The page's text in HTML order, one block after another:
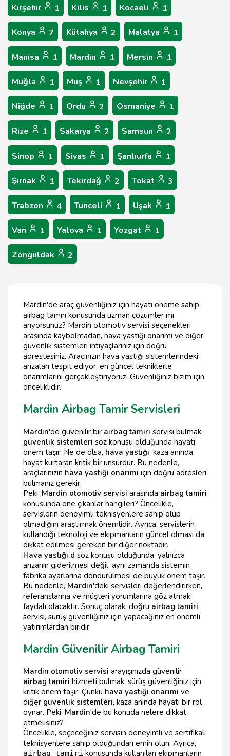
Kırşehir 1 Kilis 1 Kocaeli 1
Konya 7 Kütahya 2 Malatya 1
Manisa 1 Mardin 1 Mersin 1
Muğla 1 Muş 1 Nevşehir 1
Niğde 1 Ordu 2 Osmaniye 1
Rize 1 Sakarya 2 Samsun 2
Sinop 1 Sivas 1 Şanlıurfa 1
Şırnak 1 Tekirdağ 2 Tokat 3
Trabzon 4 Tunceli 1 Uşak 1
Van 1 Yalova 1 Yozgat 1
Zonguldak 2
Mardin'de araç güvenliğiniz için hayati öneme sahip
airbag tamiri konusunda uzman çözümler mi
arıyorsunuz? Mardin otomotiv servisi seçenekleri
arasında kaybolmadan, hava yastığı onarımı ve diğer
güvenlik sistemleri ihtiyaçlarınız için doğru
adrestesiniz. Aracınızın hava yastığı sistemlerindeki
arızaları tespit ediyor, en güncel tekniklerle
onarımlarını gerçekleştiriyoruz. Güvenliğiniz bizim için
önceliklidir.
Mardin Airbag Tamir Servisleri
Mardin'de güvenilir bir airbag tamiri servisi bulmak,
güvenlik sistemleri söz konusu olduğunda hayati
önem taşır. Ne de olsa, hava yastığı, kaza anında
hayat kurtaran kritik bir unsurdur. Bu nedenle,
araçlarınızın hava yastığı onarımı için doğru adresleri
bulmanız gerekir.
Peki, Mardin otomotiv servisi arasında airbag tamiri
konusunda öne çıkanlar hangileri? Öncelikle,
servislerin deneyimli teknisyenlere sahip olup
olmadığını araştırmak önemlidir. Ayrıca, servislerin
kullandığı teknoloji ve ekipmanların güncel olması da
dikkat edilmesi gereken bir diğer noktadır.
Hava yastığı d söz konusu olduğunda, yalnızca
arızanın giderilmesi değil, aynı zamanda sistemin
fabrika ayarlarına döndürülmesi de büyük önem taşır.
Bu nedenle, Mardin'deki servisleri değerlendirirken,
referanslarına ve müşteri yorumlarına göz atmak
faydalı olacaktır. Sonuç olarak, doğru airbag tamiri
servisi, sürüş güvenliğiniz için yapacağınız en önemli
yatırımlardan biridir.
Mardin Güvenilir Airbag Tamiri
Mardin otomotiv servisi arayışınızda güvenilir
airbag tamiri hizmeti bulmak, sürüş güvenliğiniz için
kritik önem taşır. Çünkü hava yastığı onarımı ve
diğer güvenlik sistemleri, kaza anında hayati bir rol
oynar. Peki, Mardin'de bu konuda nelere dikkat
etmelisiniz?
Öncelikle, seçeceğiniz servisin deneyimli ve sertifikalı
teknisyenlere sahip olduğundan emin olun. Ayrıca,
airbag tamiri konusunda kullanılan ekipmanların